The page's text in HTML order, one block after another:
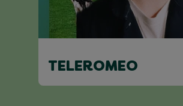
TELEROMEO